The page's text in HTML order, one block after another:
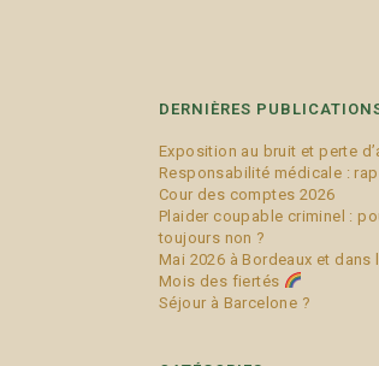
DERNIÈRES
Exposition au bruit et perte
Responsabilité médicale :
Cour des comptes 2026
Plaider coupable criminel :
toujours non ?
Mai 2026 à Bordeaux et dans
Mois des fiertés
Séjour à Barcelone ?